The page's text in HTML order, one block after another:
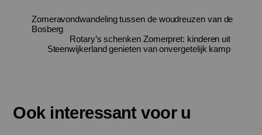
Zomeravondwandeling tussen de woudreuzen van de
Bosberg
Rotary’s schenken Zomerpret: kinderen uit
Steenwijkerland genieten van onvergetelijk kamp
Ook interessant voor u